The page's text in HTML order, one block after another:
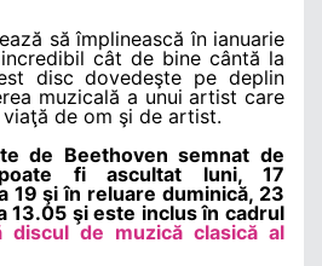
să împlinească în ianuarie
cât de bine cântă la
disc dovedeşte pe deplin
muzicală a unui artist care
de om şi de artist.
de Beethoven semnat de
fi ascultat luni, 17
19 şi în reluare duminică, 23
13.05 şi este inclus în cadrul
discul de muzică clasică al